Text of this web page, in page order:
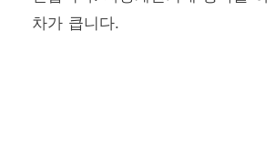
차가 큽니다.